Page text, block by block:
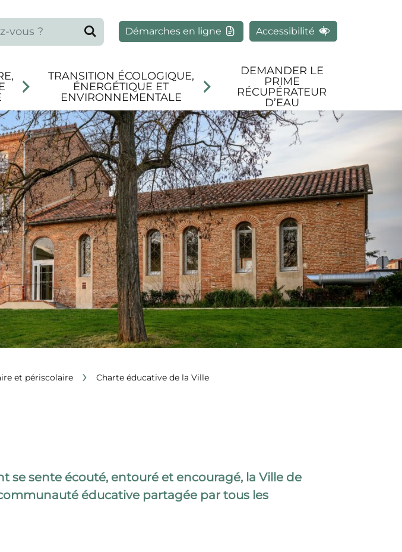
?
Rechercher
Démarches en ligne Accessibilité
TRANSITION ÉCOLOGIQUE,
ÉNERGÉTIQUE ET
ENVIRONNEMENTALE
DEMANDER LE
PRIME
RÉCUPÉRATEUR
D’EAU
et périscolaire › Charte éducative de la Ville
se sente écouté, entouré et encouragé, la Ville de
éducativepartagée par tous les